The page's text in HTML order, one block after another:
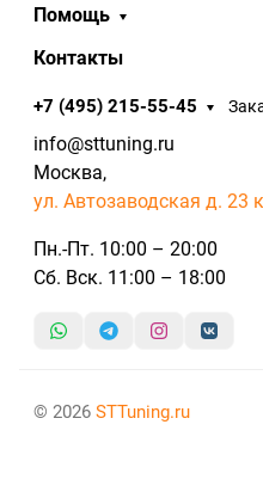
Помощь
Контакты
+7 (495) 215-55-45
info@sttuning.ru
Москва,
ул. Автозаводская д. 23
Пн.-Пт. 10:00 – 20:00
Сб. Вск. 11:00 – 18:00
© 2026 STTuning.ru